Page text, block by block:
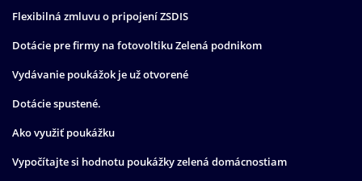
Flexibilná zmluvu o pripojení ZSDIS
Dotácie pre firmy na fotovoltiku Zelená podnikom
Vydávanie poukážok je už otvorené
Dotácie spustené.
Ako využiť poukážku
Vypočítajte si hodnotu poukážky zelená domácnostiam